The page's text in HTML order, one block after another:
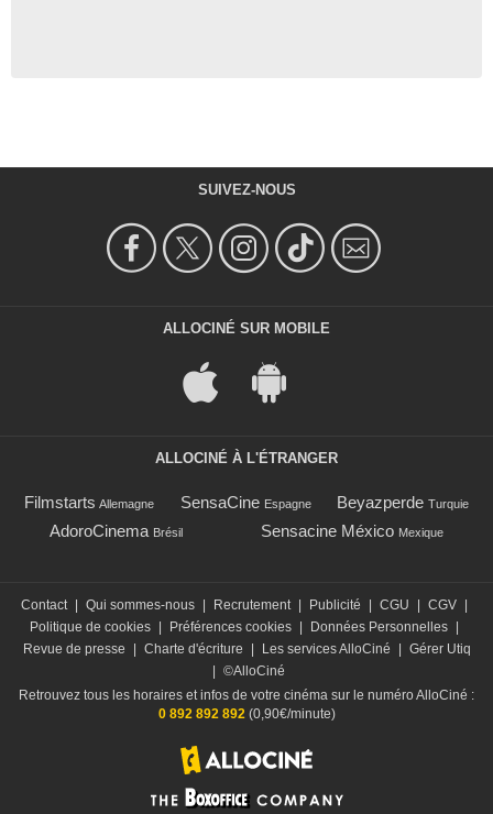
SUIVEZ-NOUS
ALLOCINÉ SUR MOBILE
ALLOCINÉ À L'ÉTRANGER
Filmstarts Allemagne SensaCine Espagne Beyazperde Turquie
AdoroCinema Brésil Sensacine México Mexique
Contact Qui sommes-nous Recrutement Publicité CGU CGV
Politique de cookies
Préférences cookies Données Personnelles
Revue de presse
Charte d'écriture Les services AlloCiné
Gérer Utiq
©AlloCiné
Retrouvez tous les horaires et infos de votre cinéma sur le numéro AlloCiné :
0 892 892 892(0,90€/minute)